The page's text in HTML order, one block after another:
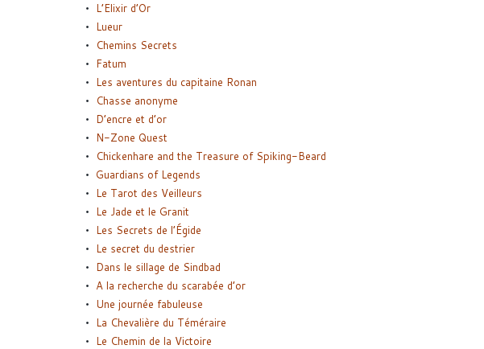
L’Elixir d’Or
Lueur
Chemins Secrets
Fatum
Les aventures du capitaine Ronan
Chasse anonyme
D’encre et d’or
N-Zone Quest
Chickenhare and the Treasure of Spiking-Beard
Guardians of Legends
Le Tarot des Veilleurs
Le Jade et le Granit
Les Secrets de l’Égide
Le secret du destrier
Dans le sillage de Sindbad
A la recherche du scarabée d’or
Une journée fabuleuse
La Chevalière du Téméraire
Le Chemin de la Victoire